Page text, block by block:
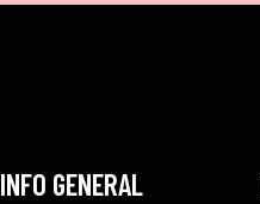
INFO GENERAL